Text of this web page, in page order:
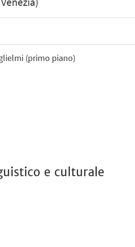
(primo piano)
e culturale